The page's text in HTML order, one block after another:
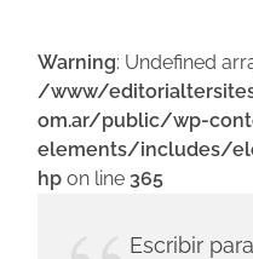
Warning: Undefined
/www/
om.ar/public/wp-
elements/includes/
hp on line 365
Escribir